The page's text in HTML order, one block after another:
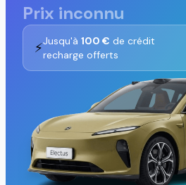
Prix inconnu
⚡Jusqu'à 100 € de crédit
recharge offerts